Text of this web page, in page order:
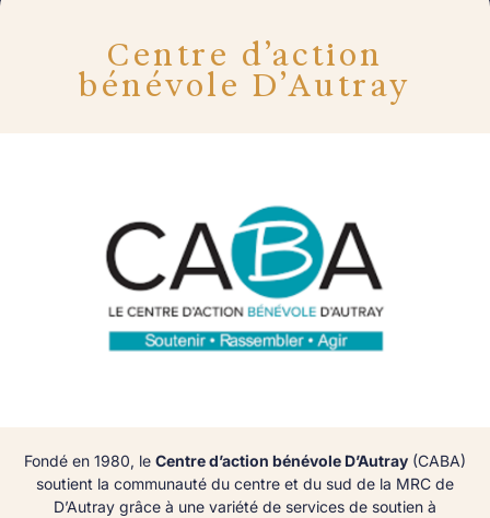
Centre d’action
bénévole D’Autray
Fondé en 1980, le Centre d’action bénévole D’Autray (CABA)
soutient la communauté du centre et du sud de la MRC de
D’Autray grâce à une variété de services de soutien à